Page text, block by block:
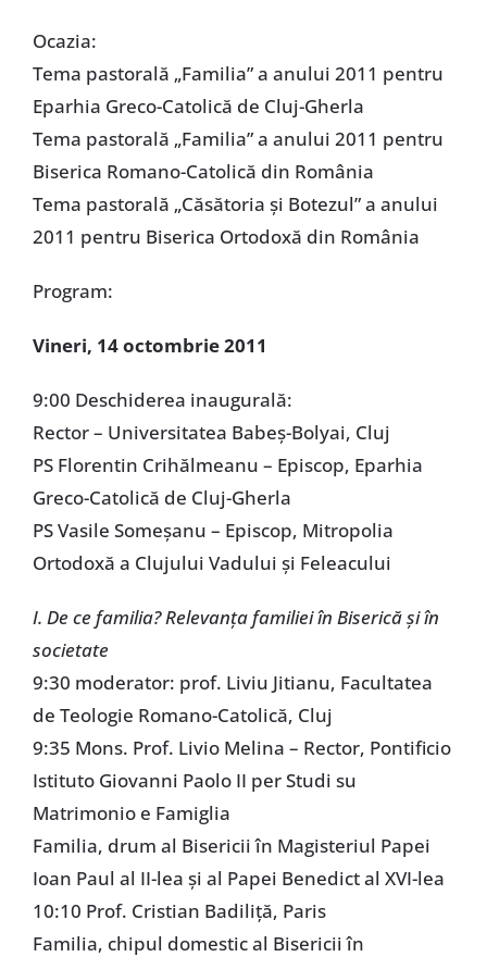
Ocazia:
Tema pastorală „Familia” a anului 2011 pentru
Eparhia Greco-Catolică de Cluj-Gherla
Tema pastorală „Familia” a anului 2011 pentru
Biserica Romano-Catolică din România
Tema pastorală „Căsătoria şi Botezul” a anului
2011 pentru Biserica Ortodoxă din România
Program:
Vineri, 14 octombrie 2011
9:00 Deschiderea inaugurală:
Rector – Universitatea Babeş-Bolyai, Cluj
PS Florentin Crihălmeanu – Episcop, Eparhia
Greco-Catolică de Cluj-Gherla
PS Vasile Someşanu – Episcop, Mitropolia
Ortodoxă a Clujului Vadului şi Feleacului
I. De ce familia? Relevanţa familiei în Biserică şi în
societate
9:30 moderator: prof. Liviu Jitianu, Facultatea
de Teologie Romano-Catolică, Cluj
9:35 Mons. Prof. Livio Melina – Rector, Pontificio
Istituto Giovanni Paolo II per Studi su
Matrimonio e Famiglia
Familia, drum al Bisericii în Magisteriul Papei
Ioan Paul al II-lea şi al Papei Benedict al XVI-lea
10:10 Prof. Cristian Badiliţă, Paris
Familia, chipul domestic al Bisericii în